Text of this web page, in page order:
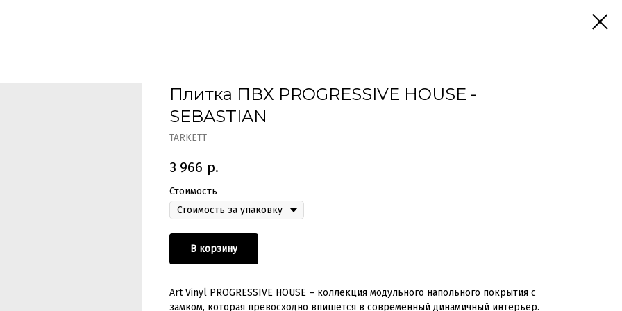
Плитка ПВХ PROGRESSIVE HOUSE -
SEBASTIAN
TARKETT
3 966 р.
Стоимость
В корзину
Art Vinyl PROGRESSIVE HOUSE – коллекция модульного напольного покрытия с
замком, которая превосходно впишется в современный динамичный интерьер.